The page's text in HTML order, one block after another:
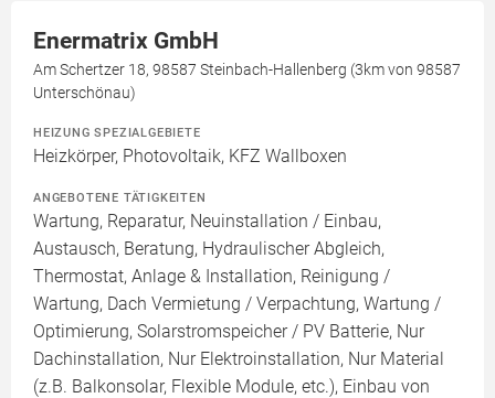
Enermatrix GmbH
Am Schertzer 18, 98587 Steinbach-Hallenberg (3km von 98587
Unterschönau)
HEIZUNG SPEZIALGEBIETE
Heizkörper, Photovoltaik, KFZ Wallboxen
ANGEBOTENE TÄTIGKEITEN
Wartung, Reparatur, Neuinstallation / Einbau,
Austausch, Beratung, Hydraulischer Abgleich,
Thermostat, Anlage & Installation, Reinigung /
Wartung, Dach Vermietung / Verpachtung, Wartung /
Optimierung, Solarstromspeicher / PV Batterie, Nur
Dachinstallation, Nur Elektroinstallation, Nur Material
(z.B. Balkonsolar, Flexible Module, etc.), Einbau von